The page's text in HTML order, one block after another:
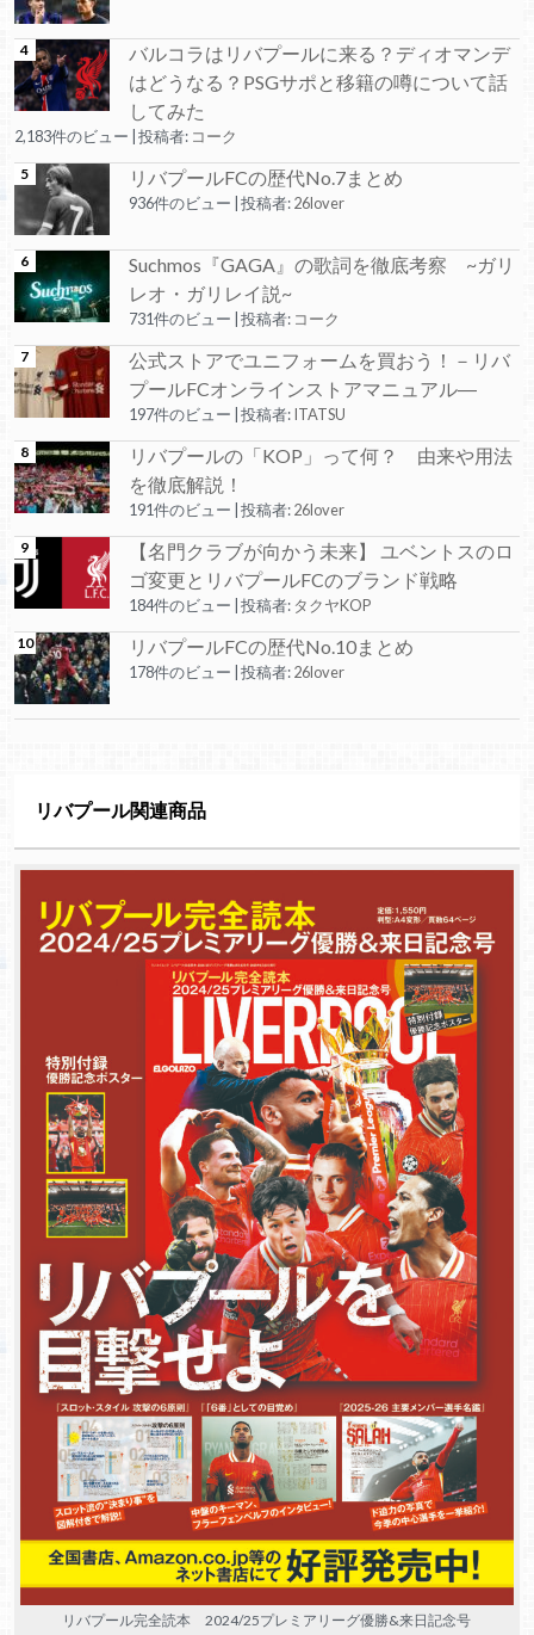
バルコラはリバプールに来る？ディオマンデ
はどうなる？PSGサポと移籍の噂について話
してみた
2,183件のビュー 投稿者: コーク
リバプールFCの歴代No.7まとめ
936件のビュー 投稿者:26lover
Suchmos『GAGA』の歌詞を徹底考察 ~ガリ
レオ・ガリレイ説~
731件のビュー 投稿者: コーク
公式ストアでユニフォームを買おう！－リバ
プールFCオンラインストアマニュアル―
197件のビュー 投稿者:ITATSU
リバプールの「KOP」って何？ 由来や用法
を徹底解説！
191件のビュー 投稿者:26lover
【名門クラブが向かう未来】 ユベントスのロ
ゴ変更とリバプールFCのブランド戦略
184件のビュー 投稿者: タクヤKOP
リバプールFCの歴代No.10まとめ
178件のビュー 投稿者:26lover
リバプール関連商品
リバプール完全読本 2024/25プレミアリーグ優勝&来日記念号